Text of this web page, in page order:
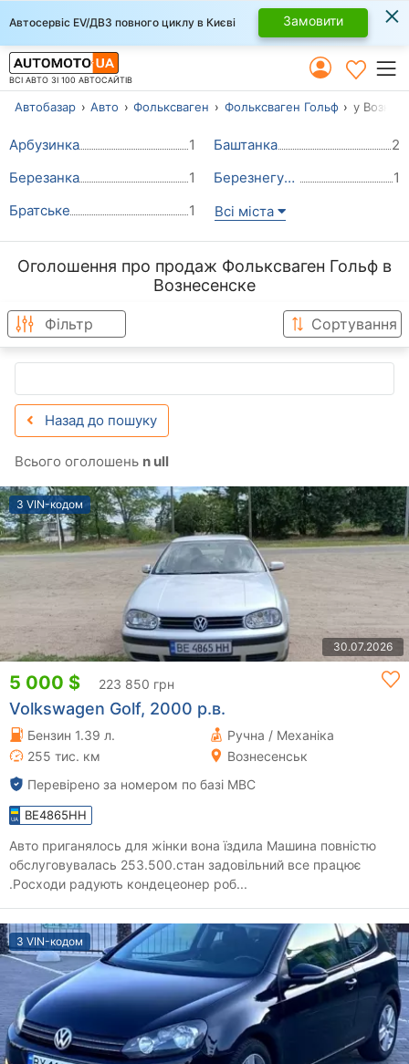
Автосервіс EV/ДВЗ повного циклу в Києві Замовити ×
ВСІ АВТО ЗІ 100 АВТОСАЙТІВ
Автобазар Авто Фольксваген Фольксваген Гольф у
Арбузинка 1 Баштанка
2
Березанка
1 Березнегувате
1
Братське
1 Всі міста
Оголошення про продаж Фольксваген Гольф в
Вознесенске
Фільтр Сортування
Назад до пошуку
Всього оголошень n ull
З VIN-кодом
30.07.2026
5 000 $ 223 850 грн
Volkswagen Golf, 2000 р.в.
Бензин 1.39 л.
Ручна / Механіка
255 тис. км
Вознесенськ
Перевірено за номером по базі МВС
BE4865HH
Авто приганялось для жінки вона їздила Машина повністю
обслуговувалась 253.500.стан задовільний все працює
.Росходи радують кондецеонер роб...
З VIN-кодом